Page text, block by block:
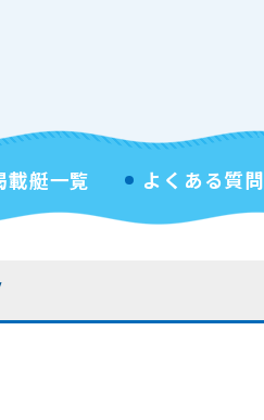
載艇一覧 よくある質問